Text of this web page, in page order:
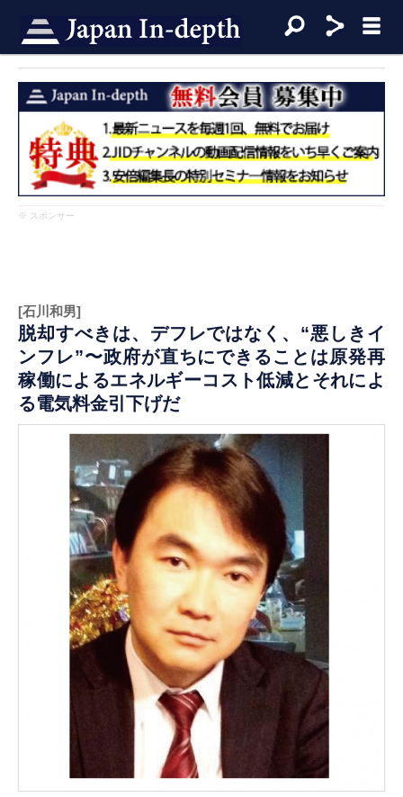
※ スポンサー
[石川和男]
脱却すべきは、デフレではなく、“悪しきイ
ンフレ”〜政府が直ちにできることは原発再
稼働によるエネルギーコスト低減とそれによ
る電気料金引下げだ